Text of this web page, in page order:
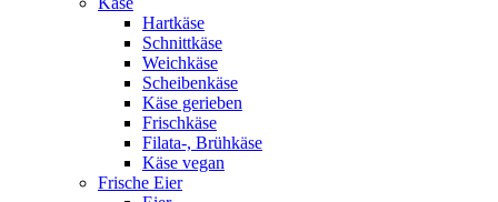
Hartkäse
Schnittkäse
Weichkäse
Scheibenkäse
Käse gerieben
Frischkäse
Filata-, Brühkäse
Käse vegan
Frische Eier